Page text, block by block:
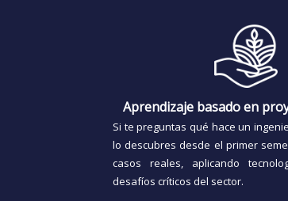
Aprendizaje basado en
Si te preguntas qué hace un
lo descubres desde el primer
casos reales, aplicando
desafíos críticos del sector.